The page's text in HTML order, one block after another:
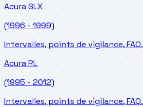
AcuraSLX
(1996 - 1999)
Intervalles, points de vigilance, FAQ.
AcuraRL
(1995 - 2012)
Intervalles, points de vigilance, FAQ.